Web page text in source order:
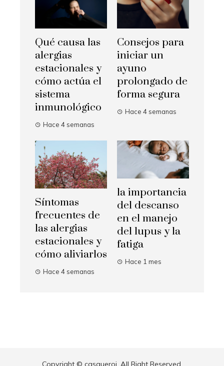
Qué causa las
alergias
estacionales y
cómo actúa el
sistema
inmunológico
Hace 4 semanas
Consejos para
iniciar un
ayuno
prolongado de
forma segura
Hace 4 semanas
Síntomas
frecuentes de
las alergias
estacionales y
cómo aliviarlos
Hace 4 semanas
la importancia
del descanso
en el manejo
del lupus y la
fatiga
Hace 1 mes
Copyright © casqueroi. All Right Reserved.